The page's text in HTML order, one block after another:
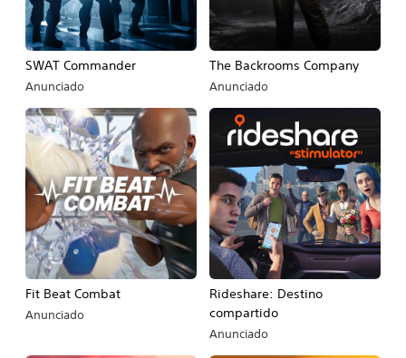
SWAT Commander
Anunciado
The Backrooms Company
Anunciado
Fit Beat Combat
Anunciado
Rideshare: Destino
compartido
Anunciado